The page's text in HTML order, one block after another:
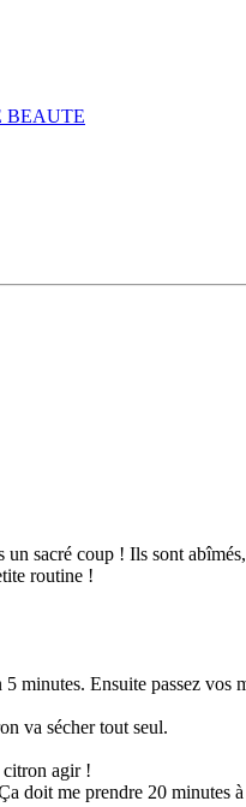
BEAUTE
sacré coup ! Ils sont
routine !
minutes. Ensuite passez vos
va sécher tout seul.
citron agir !
doit me prendre 20 minutes